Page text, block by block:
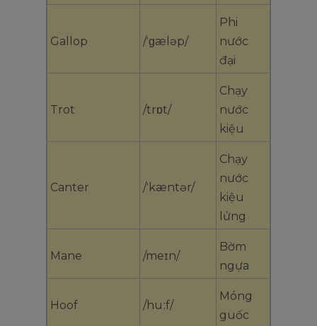
Gallop /ˈɡæləp/
Phi
nước
đại
Trot /trɒt/
Chạy
nước
kiệu
Canter /ˈkæntər/
Chạy
nước
kiệu
lửng
Mane /meɪn/
Bờm
ngựa
Hoof /huːf/
Móng
guốc